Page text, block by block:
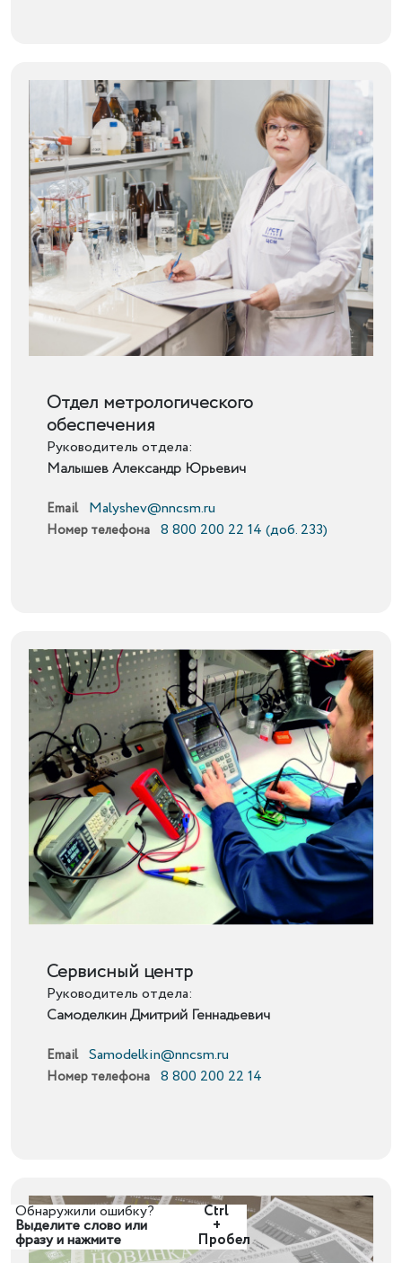
Подробнее
Отдел метрологического
обеспечения
Руководитель отдела:
Малышев Александр Юрьевич
Email Malyshev@nncsm.ru
Номер телефона 8 800 200 22 14 (доб. 233)
Подробнее
Сервисный центр
Руководитель отдела:
Самоделкин Дмитрий Геннадьевич
Email Samodelkin@nncsm.ru
Номер телефона 8 800 200 22 14
Обнаружили ошибку?
Выделите слово или
фразу и нажмите
Ctrl
+
Пробел